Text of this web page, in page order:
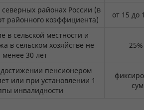
районах России (в
районного коэффициента)
от 15 до
в сельской местности и
в сельском хозяйстве не
менее 30 лет
пенсионером
или при установлении 1
инвалидности